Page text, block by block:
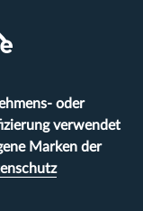
oder
verwendet
Marken der